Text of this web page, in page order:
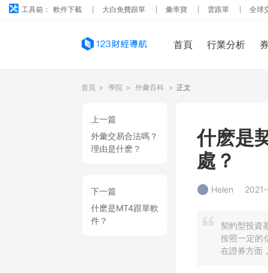
工具箱： 軟件下載 大白免費跟單 彙率寶 雲跟單 全球
首頁 行業分析
首頁 > 學院 > 外彙百科 > 正文
上一篇
外彙交易合法嗎？
理由是什麽？
下一篇
什麽是MT4跟單軟
件？
什麽是
處？
Helen
契約型投資
按照一定的
在證券方面